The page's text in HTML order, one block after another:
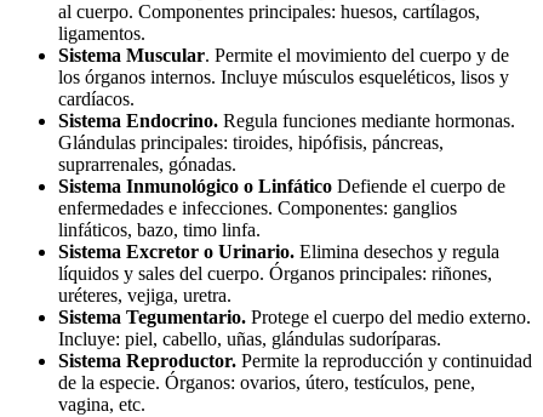
al cuerpo. Componentes principales: huesos, cartílagos,
ligamentos.
Sistema Muscular. Permite el movimiento del cuerpo y de
los órganos internos. Incluye músculos esqueléticos, lisos y
cardíacos.
Sistema Endocrino. Regula funciones mediante hormonas.
Glándulas principales: tiroides, hipófisis, páncreas,
suprarrenales, gónadas.
Sistema Inmunológico o Linfático Defiende el cuerpo de
enfermedades e infecciones. Componentes: ganglios
linfáticos, bazo, timo linfa.
Sistema Excretor o Urinario. Elimina desechos y regula
líquidos y sales del cuerpo. Órganos principales: riñones,
uréteres, vejiga, uretra.
Sistema Tegumentario. Protege el cuerpo del medio externo.
Incluye: piel, cabello, uñas, glándulas sudoríparas.
Sistema Reproductor. Permite la reproducción y continuidad
de la especie. Órganos: ovarios, útero, testículos, pene,
vagina, etc.